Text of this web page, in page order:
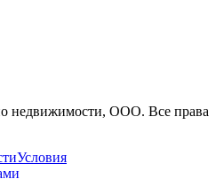
недвижимости, ООО. Все права
Условия